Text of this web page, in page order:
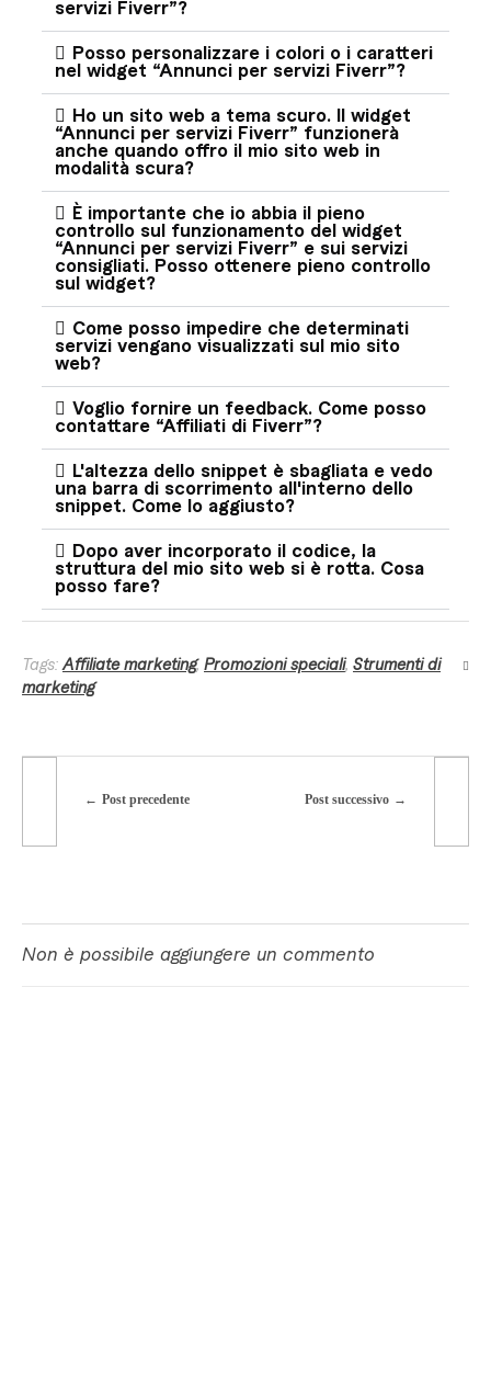
servizi Fiverr”?
Posso personalizzare i colori o i caratteri
nel widget “Annunci per servizi Fiverr”?
Ho un sito web a tema scuro. Il widget
“Annunci per servizi Fiverr” funzionerà
anche quando offro il mio sito web in
modalità scura?
È importante che io abbia il pieno
controllo sul funzionamento del widget
“Annunci per servizi Fiverr” e sui servizi
consigliati. Posso ottenere pieno controllo
sul widget?
Come posso impedire che determinati
servizi vengano visualizzati sul mio sito
web?
Voglio fornire un feedback. Come posso
contattare “Affiliati di Fiverr”?
L'altezza dello snippet è sbagliata e vedo
una barra di scorrimento all'interno dello
snippet. Come lo aggiusto?
Dopo aver incorporato il codice, la
struttura del mio sito web si è rotta. Cosa
posso fare?
Tags:Affiliate marketing, Promozioni speciali, Strumenti di
marketing
Post precedente Post successivo
Non è possibile aggiungere un commento